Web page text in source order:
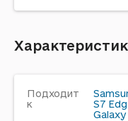
Подходит
к
S7
Galaxy